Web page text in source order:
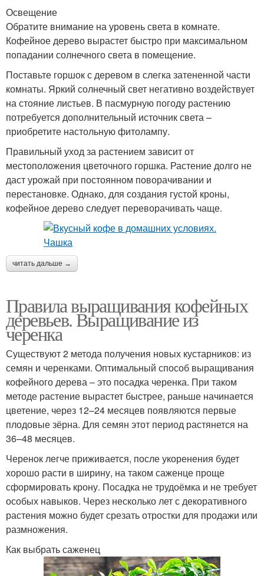
Освещение
Обратите внимание на уровень света в комнате.
Кофейное дерево вырастет быстро при максимальном
попадании солнечного света в помещение.
Поставьте горшок с деревом в слегка затененной части
комнаты. Яркий солнечный свет негативно воздействует
на стояние листьев. В пасмурную погоду растению
потребуется дополнительный источник света –
приобретите настольную фитолампу.
Правильный уход за растением зависит от
местоположения цветочного горшка. Растение долго не
даст урожай при постоянном поворачивании и
перестановке. Однако, для создания густой кроны,
кофейное дерево следует переворачивать чаще.
читать дальше →
Правила выращивания кофейных
деревьев. Выращивание из
черенка
Существуют 2 метода получения новых кустарников: из
семян и черенками. Оптимальный способ выращивания
кофейного дерева – это посадка черенка. При таком
методе растение вырастет быстрее, раньше начинается
цветение, через 12–24 месяцев появляются первые
плодовые зёрна. Для семян этот период растянется на
36–48 месяцев.
Черенок легче приживается, после укоренения будет
хорошо расти в ширину, на таком саженце проще
сформировать крону. Посадка не трудоёмка и не требует
особых навыков. Через несколько лет с декоративного
растения можно будет срезать отростки для продажи или
размножения.
Как выбрать саженец